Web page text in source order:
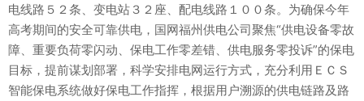
电线路５２条、变电站３２座、配电线路１００条。为确保今年
高考期间的安全可靠供电，国网福州供电公司聚焦“供电设备零故
障、重要负荷零闪动、保电工作零差错、供电服务零投诉”的保电
目标，提前谋划部署，科学安排电网运行方式，充分利用ＥＣＳ
智能保电系统做好保电工作指挥，根据用户溯源的供电链路及路